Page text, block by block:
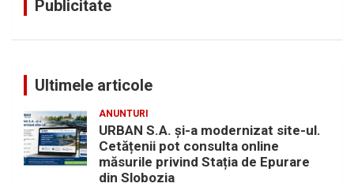
Publicitate
Ultimele articole
ANUNTURI
URBAN S.A. și-a modernizat site-ul.
Cetățenii pot consulta online
măsurile privind Stația de Epurare
din Slobozia